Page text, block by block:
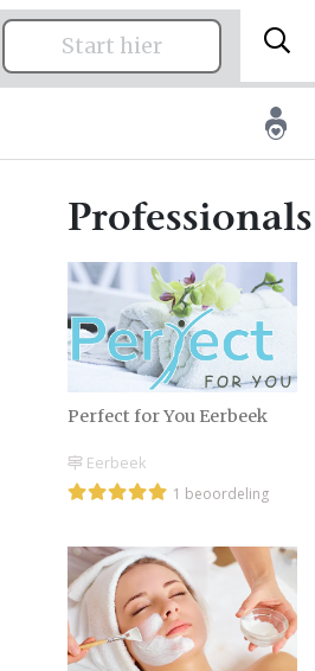
Start hier
Professionals
Perfect for You Eerbeek
Eerbeek
1 beoordeling